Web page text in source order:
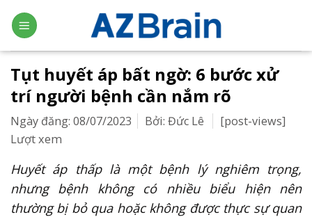
Skip
to
content
Tụt huyết áp bất ngờ: 6 bước xử
trí người bệnh cần nắm rõ
Ngày đăng: 08/07/2023 Bởi: Đức Lê
[post-views]
Lượt xem
Huyết áp thấp là một bệnh lý nghiêm trọng,
nhưng bệnh không có nhiều biểu hiện nên
thường bị bỏ qua hoặc không được thực sự quan